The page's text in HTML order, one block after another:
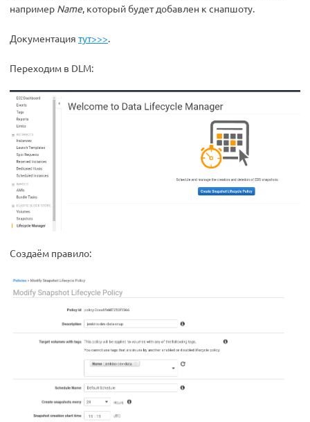
например Name, который будет добавлен к снапшоту.
Документация тут>>>.
Переходим в DLM:
Создаём правило: